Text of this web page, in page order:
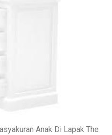
Anak Di Lapak The